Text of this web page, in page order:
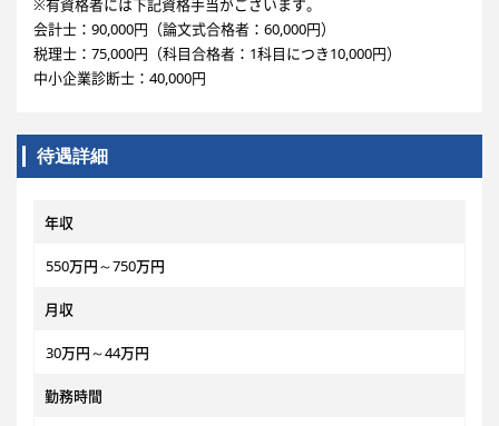
※有資格者には下記資格手当がございます。
会計士：90,000円（論文式合格者：60,000円）
税理士：75,000円（科目合格者：1科目につき10,000円）
中小企業診断士：40,000円
待遇詳細
年収
550万円～750万円
月収
30万円～44万円
勤務時間